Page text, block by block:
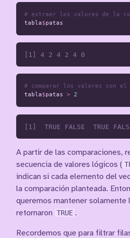
# extraer los valores de la
tabla$patas
# comparar los valores con el
tabla$patas > 2
A partir de las comparaciones,
secuencia de valores lógicos (
indican si cada elemento del
la comparación planteada.
queremos mantener solamente
retornaron TRUE .
Recordemos que para filtrar